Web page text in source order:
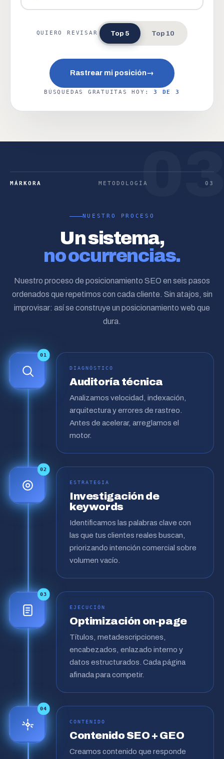
QUIERO REVISAR Top 5 Top 10
Rastrear mi posición→
BÚSQUEDAS GRATUITAS HOY:3 DE 3
MÁRKORA METODOLOGÍA 03
NUESTRO PROCESO
Un sistema,
no ocurrencias.
Nuestro proceso de posicionamiento SEO en seis pasos
ordenados que repetimos con cada cliente. Sin atajos, sin
improvisar: así se construye un posicionamiento web que
dura.
01
DIAGNÓSTICO
Auditoría técnica
Analizamos velocidad, indexación,
arquitectura y errores de rastreo.
Antes de acelerar, arreglamos el
motor.
02
ESTRATEGIA
Investigación de
keywords
Identificamos las palabras clave con
las que tus clientes reales buscan,
priorizando intención comercial sobre
volumen vacío.
03
EJECUCIÓN
Optimización on-page
Títulos, metadescripciones,
encabezados, enlazado interno y
datos estructurados. Cada página
afinada para competir.
04
CONTENIDO
Contenido SEO + GEO
Creamos contenido que responde